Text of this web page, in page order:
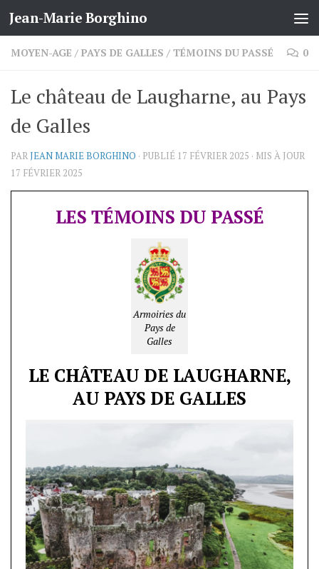
Skip to content
Jean-Marie Borghino
MOYEN-AGE / PAYS DE GALLES / TÉMOINS DU PASSÉ 0
Le château de Laugharne, au Pays
de Galles
PARJEAN MARIE BORGHINO · PUBLIÉ 17 FÉVRIER 2025 · MIS À JOUR
17 FÉVRIER 2025
LES TÉMOINS DU PASSÉ
Armoiries du
Pays de
Galles
LE CHÂTEAU DE LAUGHARNE,
AU PAYS DE GALLES